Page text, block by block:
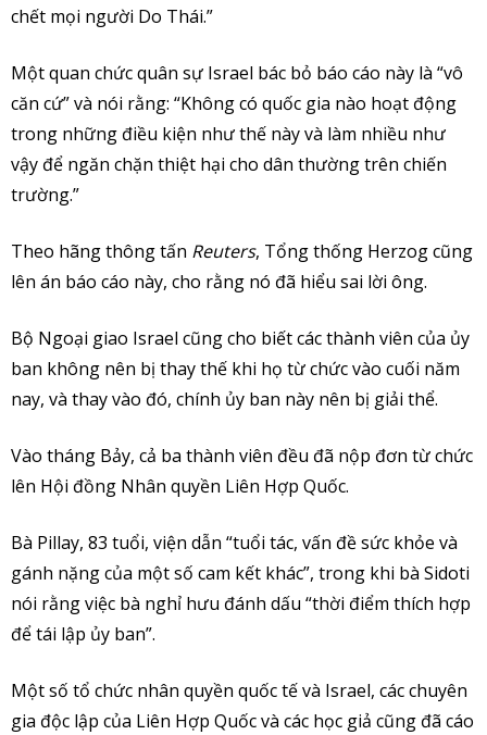
chết mọi người Do Thái.”
Một quan chức quân sự Israel bác bỏ báo cáo này là “vô
căn cứ” và nói rằng: “Không có quốc gia nào hoạt động
trong những điều kiện như thế này và làm nhiều như
vậy để ngăn chặn thiệt hại cho dân thường trên chiến
trường.”
Theo hãng thông tấn Reuters, Tổng thống Herzog cũng
lên án báo cáo này, cho rằng nó đã hiểu sai lời ông.
Bộ Ngoại giao Israel cũng cho biết các thành viên của ủy
ban không nên bị thay thế khi họ từ chức vào cuối năm
nay, và thay vào đó, chính ủy ban này nên bị giải thể.
Vào tháng Bảy, cả ba thành viên đều đã nộp đơn từ chức
lên Hội đồng Nhân quyền Liên Hợp Quốc.
Bà Pillay, 83 tuổi, viện dẫn “tuổi tác, vấn đề sức khỏe và
gánh nặng của một số cam kết khác”, trong khi bà Sidoti
nói rằng việc bà nghỉ hưu đánh dấu “thời điểm thích hợp
để tái lập ủy ban”.
Một số tổ chức nhân quyền quốc tế và Israel, các chuyên
gia độc lập của Liên Hợp Quốc và các học giả cũng đã cáo